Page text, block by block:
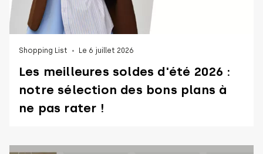
Shopping List Le 6 juillet 2026
Les meilleures soldes d'été 2026 :
notre sélection des bons plans à
ne pas rater !